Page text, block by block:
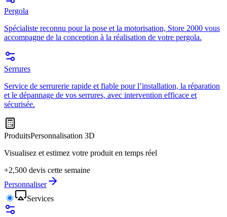
Pergola
Spécialiste reconnu pour la pose et la motorisation, Store 2000 vous
accompagne de la conception à la réalisation de votre pergola.
Serrures
Service de serrurerie rapide et fiable pour l’installation, la réparation
et le dépannage de vos serrures, avec intervention efficace et
sécurisée.
ProduitsPersonnalisation 3D
Visualisez et estimez votre produit en temps réel
+2,500 devis cette semaine
Personnaliser
Services